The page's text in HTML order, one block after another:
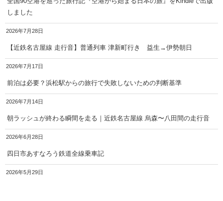
しました
2026年7月28日
【近鉄名古屋線 走行音】普通列車 津新町行き 益生→伊勢朝日
2026年7月17日
前泊は必要？浜松駅からの旅行で失敗しないための判断基準
2026年7月14日
朝ラッシュが終わる瞬間を走る｜近鉄名古屋線 烏森〜八田間の走行音
2026年6月28日
四日市あすなろう鉄道全線乗車記
2026年5月29日